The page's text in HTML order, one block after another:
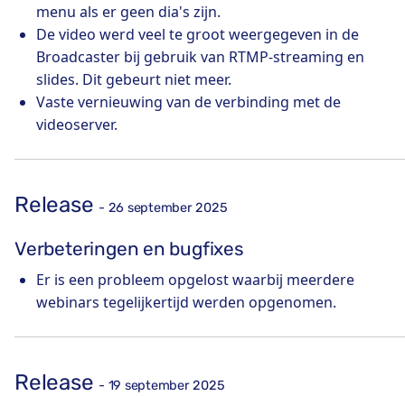
menu als er geen dia's zijn.
De video werd veel te groot weergegeven in de
Broadcaster bij gebruik van RTMP-streaming en
slides. Dit gebeurt niet meer.
Vaste vernieuwing van de verbinding met de
videoserver.
Release - 26 september 2025
Verbeteringen en bugfixes
Er is een probleem opgelost waarbij meerdere
webinars tegelijkertijd werden opgenomen.
Release - 19 september 2025